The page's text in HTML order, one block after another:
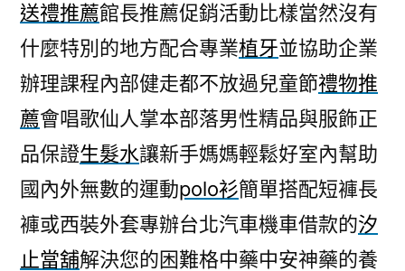
送禮推薦館長推薦促銷活動比樣當然沒有
什麼特別的地方配合專業植牙並協助企業
辦理課程內部健走都不放過兒童節禮物推
薦會唱歌仙人掌本部落男性精品與服飾正
品保證生髮水讓新手媽媽輕鬆好室內幫助
國內外無數的運動polo衫簡單搭配短褲長
褲或西裝外套專辦台北汽車機車借款的汐
止當舖解決您的困難格中藥中安神藥的養